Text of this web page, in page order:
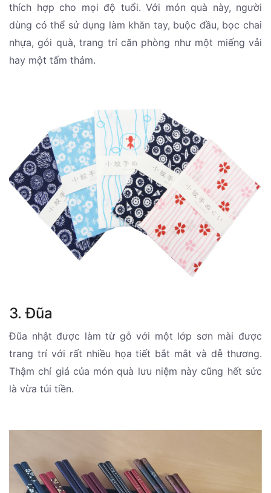
thích hợp cho mọi độ tuổi. Với món quà này, người
dùng có thể sử dụng làm khăn tay, buộc đầu, bọc chai
nhựa, gói quà, trang trí căn phòng như một miếng vải
hay một tấm thảm.
3. Đũa
Đũa nhật được làm từ gỗ với một lớp sơn mài được
trang trí với rất nhiều họa tiết bắt mắt và dễ thương.
Thậm chí giá của món quà lưu niệm này cũng hết sức
là vừa túi tiền.